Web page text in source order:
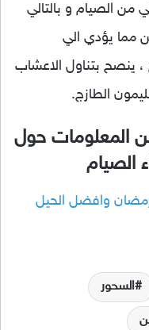
من الصيام و بالتالي
مما يؤدي الي
بتناول الاعشاب
الطازج.
المعلومات حول
الصيام
وافضل الحيل
السحور